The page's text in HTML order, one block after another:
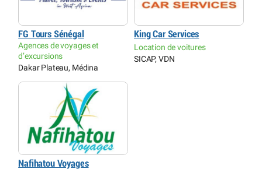
FG Tours Sénégal
Agences de voyages et
d’excursions
Dakar Plateau, Médina
King Car Services
Location de voitures
SICAP, VDN
Nafihatou Voyages